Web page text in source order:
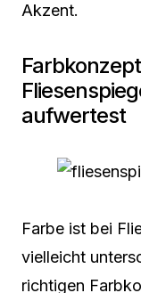
Akzent.
aufwertest
Farbe ist bei
vielleicht
richtigen